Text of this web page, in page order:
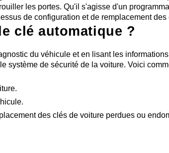
les portes. Qu'il s'agisse d'un
de configuration et de remplacement des
clé automatique ?
du véhicule et en lisant les
de sécurité de la voiture. Voici
des clés de voiture perdues ou